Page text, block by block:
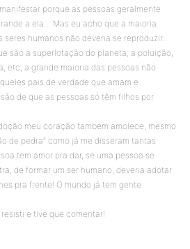
porque as pessoas geralmente
a ela… Mas eu acho que a maioria
seres humanos não deveria se reproduzir…
são a superlotação do planeta, a poluição,
etc, a grande maioria das pessoas não
pais de verdade que amam e
de que as pessoas só têm filhos por
meu coração também amolece, mesmo
de pedra” como já me disseram tantas
tem amor pra dar, se uma pessoa se
de formar um ser humano, deveria adotar
pra frente! O mundo já tem gente
e tive que comentar!